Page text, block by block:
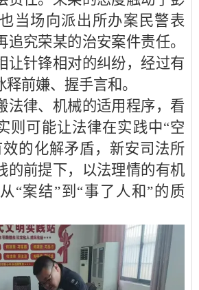
当场向派出所办案民警表
追究荣某的治安案件责任。
让针锋相对的纠纷，经过有
前嫌、握手言和。
法律、机械的适用程序，看
则可能让法律在实践中“空
的化解矛盾，新安司法所
的前提下，以法理情的有机
“案结”到“事了人和”的质